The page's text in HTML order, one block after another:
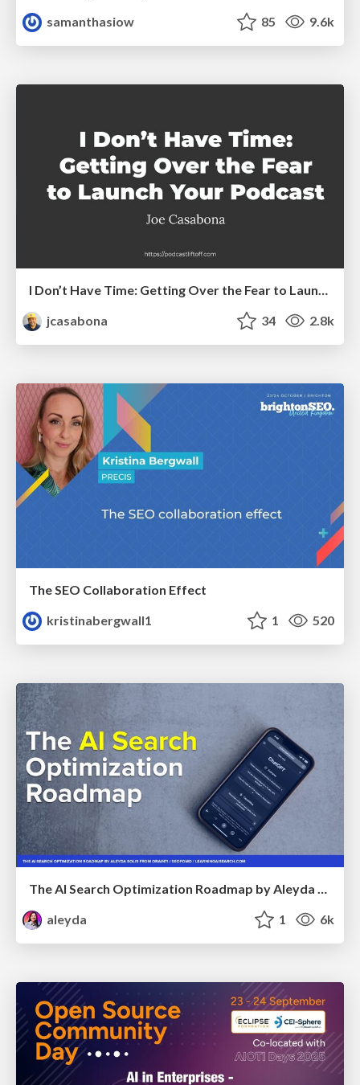
samanthasiow
85 9.6k
I Don’t Have Time: Getting Over the Fear to Launch Your Podcast
jcasabona
34 2.8k
The SEO Collaboration Effect
kristinabergwall1
1 520
The AI Search Optimization Roadmap by Aleyda Solis
aleyda
1 6k